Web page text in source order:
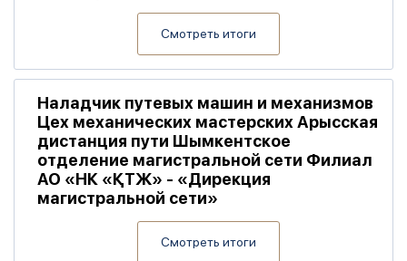
Смотреть итоги
Наладчик путевых машин и механизмов
Цех механических мастерских Арысская
дистанция пути Шымкентское
отделение магистральной сети Филиал
АО «НК «ҚТЖ» - «Дирекция
магистральной сети»
Смотреть итоги